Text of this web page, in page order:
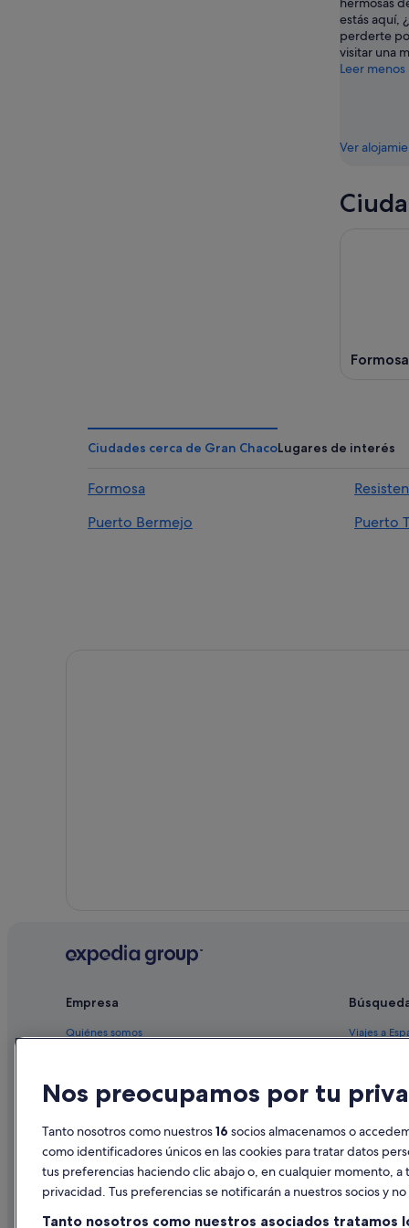
ago
-
10
ago
de
semana,
14
ago
estás aquí,
perderte
visitar una
Leer menos
Ver
Formosa
Ciudades cerca de Gran ChacoLugares de interés
Formosa
Puerto Bermejo
Puerto
Empresa
Quiénes somos
Anuncia tu alojamiento
Prensa
Viajes a
Alquileres
Vuelos
Alquiler de
Nos preocupamos por tu
Tanto nosotros como nuestros16 socios almacenamos o
como identificadores únicos en las cookies para tratar datos
tus preferencias haciendo clic abajo o, en cualquier momento,
privacidad. Tus preferencias se notificarán a nuestros socios y
Tanto nosotros como nuestros asociados tratamos